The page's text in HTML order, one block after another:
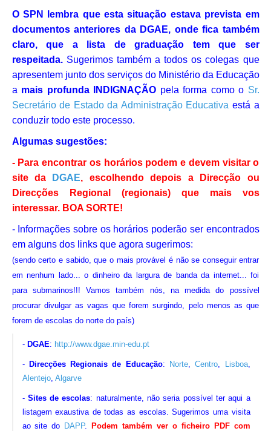
O SPN lembra que esta situação estava prevista em
documentos anteriores da DGAE, onde fica também
claro, que a lista de graduação tem que ser
respeitada. Sugerimos também a todos os colegas que
apresentem junto dos serviços do Ministério da Educação
a mais profunda INDIGNAÇÃO pela forma como o Sr.
Secretário de Estado da Administração Educativa está a
conduzir todo este processo.
Algumas sugestões:
- Para encontrar os horários podem e devem visitar o
site da
DGAE, escolhendo depois a Direcção ou
Direcções Regional (regionais) que mais vos
interessar. BOA SORTE!
- Informações sobre os horários poderão ser encontrados
em alguns dos links que agora sugerimos:
(sendo certo e sabido, que o mais provável é não se conseguir entrar
em nenhum lado... o dinheiro da largura de banda da internet... foi
para submarinos!!! Vamos também nós, na medida do possível
procurar divulgar as vagas que forem surgindo, pelo menos as que
forem de escolas do norte do país)
- DGAE: http://www.dgae.min-edu.pt
- Direcções Regionais de Educação: Norte,Centro, Lisboa,
Alentejo, Algarve
- Sites de escolas: naturalmente, não seria possível ter aqui a
listagem exaustiva de todas as escolas. Sugerimos uma visita
ao site do DAPP.
Podem também ver o ficheiro PDF com